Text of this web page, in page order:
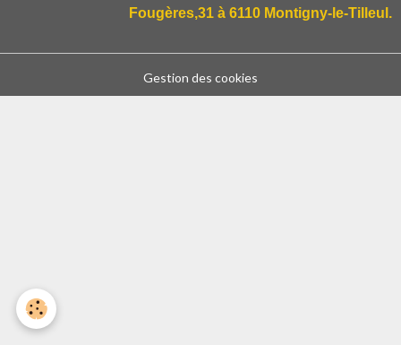
Fougères,31 à 6110 Montigny-le-Tilleul.
Gestion des cookies